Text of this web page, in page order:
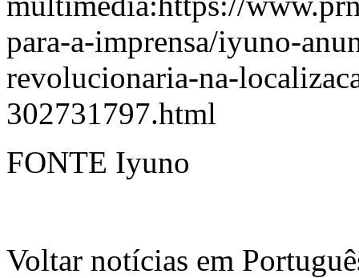
para-a-imprensa/iyuno-
revolucionaria-na-
302731797.html
FONTE Iyuno
Voltar notícias em